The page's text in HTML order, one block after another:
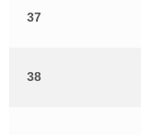
37
38